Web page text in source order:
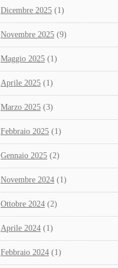
Dicembre 2025 (1)
Novembre 2025 (9)
Maggio 2025 (1)
Aprile 2025 (1)
Marzo 2025 (3)
Febbraio 2025 (1)
Gennaio 2025 (2)
Novembre 2024 (1)
Ottobre 2024 (2)
Aprile 2024 (1)
Febbraio 2024 (1)